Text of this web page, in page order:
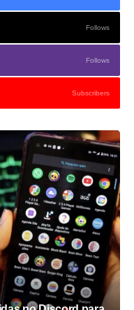
Follows
Follows
Subscribers